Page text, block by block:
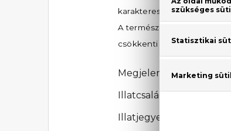
karakteres fókuszt.
A természet iránt
csökkenti a
Megjelenési év: 2024
Illatcsalád: Aromás-fás
Illatjegyek: szecsuáni